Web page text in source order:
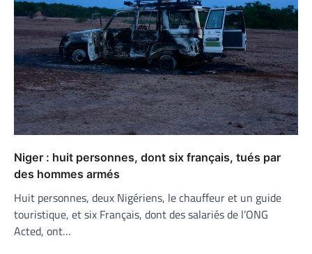
Niger : huit personnes, dont six français, tués par
des hommes armés
Huit personnes, deux Nigériens, le chauffeur et un guide
touristique, et six Français, dont des salariés de l’ONG
Acted, ont…